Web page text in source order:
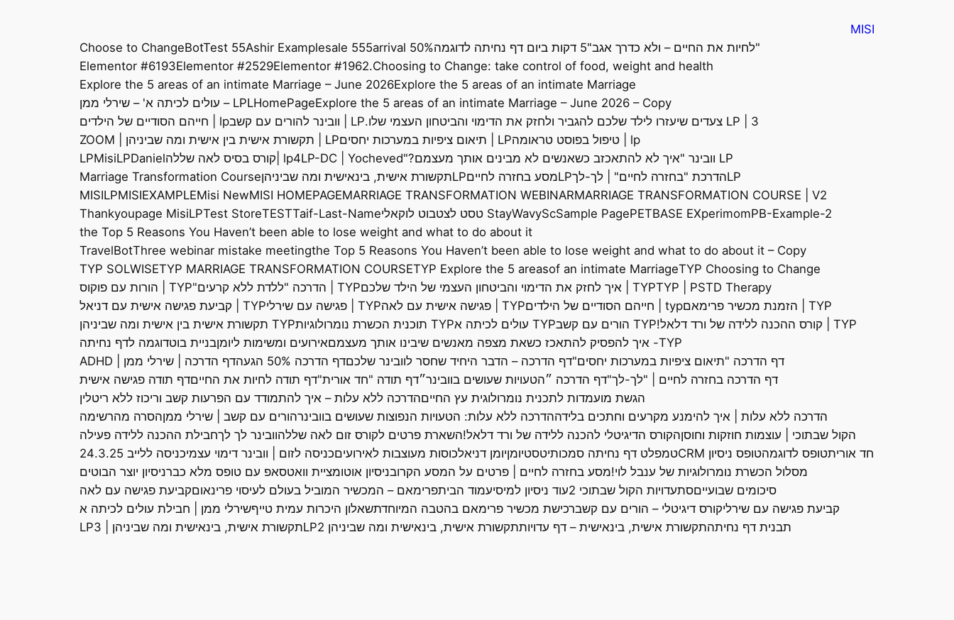
MISI
"לחיות את החיים – ולא כדרך אגב"5 דקות ביום דף נחיתה לדוגמה 50% arrival
555 sale
Ashir Example
BotTest 55
Choose to Change
Choosing to Change: take control of food, weight and health.
Elementor #1962
Elementor #2529
Elementor #6193
Explore the 5 areas of an intimate Marriage
Explore the 5 areas of an intimate Marriage – June 2026
Explore the 5 areas of an intimate Marriage – June 2026 – Copy
HomePage
LLP – עולים לכיתה א' – שירלי ממן
LP | 3 צעדים שיעזרו לילד שלכם להגביר ולחזק את הדימוי והביטחון העצמי שלו.
LP | וובינר להורים עם קשב
lp | חייהם הסודיים של הילדים
lp | טיפול בפוסט טראומה
LP | תיאום ציפיות במערכות יחסים
LP | תקשורת אישית בין אישית ומה שביניהן | ZOOM
LP וובינר "איך לא להתאכזב כשאנשים לא מבינים אותך מעצמם?"
LP-DC | Yochevedlp4 |קורס בסיס לאה שללה LPDaniel
LPMisi
LPהדרכת "בחזרה לחיים" | לך-לך
LPמסע בחזרה לחיים LPתקשורת אישית, בינאישית ומה שביניהן
Marriage Transformation Course
MARRIAGE TRANSFORMATION COURSE​ | V2
MARRIAGE TRANSFORMATION WEBINAR
MISI HOMEPAGE
Misi New
MISIEXAMPLE
MISILP
PB-Example-2
perimom
PETBASE EX
Sample Page
ScStayWavy טסט לצטבוט לוקאלי Taif-Last-Name
TEST
Test Store
Thankyoupage MisiLP
the Top 5 Reasons You Haven’t been able to lose weight and what to do about it
the Top 5 Reasons You Haven’t been able to lose weight and what to do about it – Copy
Three webinar mistake meeting
TravelBot
TYP Choosing to Change
TYP Explore the 5 areasof an intimate Marriage​
TYP MARRIAGE TRANSFORMATION COURSE
TYP SOLWISE
TYP | PSTD TherapyTYP | איך לחזק את הדימוי והביטחון העצמי של הילד שלכם TYP | הדרכה "ללדת ללא קרעים"
TYP | הורות עם פוקוס
TYP | הזמנת מכשיר פרימאם
typ | חייהם הסודיים של הילדים TYP | פגישה אישית עם לאה TYP | פגישה עם שירלי
TYP | קביעת פגישה אישית עם דניאל
TYP | קורס ההכנה ללידה של ורד דלאל!
TYP הורים עם קשב TYP עולים לכיתה א TYP תוכנית הכשרת נומרולוגיות
TYP תקשורת אישית בין אישית ומה שביניהן
TYP- איך להפסיק להתאכז כשאת מצפה מאנשים שיבינו אותך מעצמם
אירועים ומשימות ליומןבניית בוטדוגמה לדף נחיתה
דף הדרכה "תיאום ציפיות במערכות יחסים"דף הדרכה – הדבר היחיד שחסר לוובינר שלכםדף הדרכה 50% הגעה
דף הדרכה | שירלי ממן | ADHD
דף הדרכה בחזרה לחיים | "לך-לך"דף הדרכה ״הטעויות שעושים בוובינר״דף תודה "חד אורית"דף תודה לחיות את החייםדף תודה פגישה אישית
הגשת מועמדות לתכנית נומרולוגית עץ החייםהדרכה ללא עלות – איך להתמודד עם הפרעות קשב וריכוז ללא ריטלין
הדרכה ללא עלות | איך להימנע מקרעים וחתכים בלידההדרכה ללא עלות: הטעויות הנפוצות שעושים בוובינרהורים עם קשב | שירלי ממןהסרה מהרשימה
הקול שבתוכי | עוצמות חוזקות וחוסןהקורס הדיגיטלי להכנה ללידה של ורד דלאל!השארת פרטים לקורס זום לאה שללהוובינר לך לךחבילת ההכנה ללידה פעילה
חד אוריתטופס לדוגמהטופס ניסיון CRM טמפלט דף נחיתה סמכותיטסטיומןיומן דניאלכוסות מעוצבות לאירועיםכניסה לזום | וובינר דימוי עצמיכניסה ללייב 24.3.25
מסלול הכשרת נומרולוגיות של ענבל לוי!מסע בחזרה לחיים | פרטים על המסע הקרובניסיון אוטומציית וואטסאפ עם טופס מלא כברניסיון יוצר הבוטים
סיכומים שבועייםסתעדויות הקול שבתוכי 2 עוד ניסיון למיסיעמוד הביתפרימאם – המכשיר המוביל בעולם לעיסוי פרינאוםקביעת פגישה עם לאה
קביעת פגישה עם שירליקורס דיגיטלי – הורים עם קשברכישת מכשיר פרימאם בהטבה המיוחדתשאלון היכרות עמית טייףשירלי ממן | חבילת עולים לכיתה א
תבנית דף נחיתהתקשורת אישית, בינאישית – דף עדויותתקשורת אישית, בינאישית ומה שביניהן LP2 תקשורת אישית, בינאישית ומה שביניהן | LP3